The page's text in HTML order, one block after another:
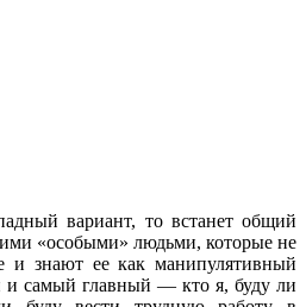
вариант, то встанет общий
«особыми» людьми, которые не
и знают ее как манипулятивный
и самый главный — кто я, буду ли